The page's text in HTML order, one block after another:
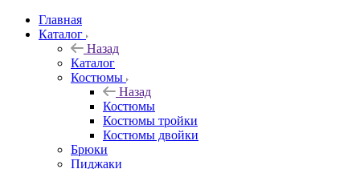
Главная
Каталог
Назад
Каталог
Костюмы
Назад
Костюмы
Костюмы тройки
Костюмы двойки
Брюки
Пиджаки